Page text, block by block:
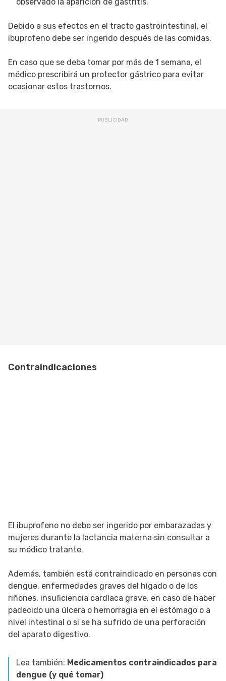
observado la aparición de gastritis.
Debido a sus efectos en el tracto gastrointestinal, el
ibuprofeno debe ser ingerido después de las comidas.
En caso que se deba tomar por más de 1 semana, el
médico prescribirá un protector gástrico para evitar
ocasionar estos trastornos.
Contraindicaciones
El ibuprofeno no debe ser ingerido por embarazadas y
mujeres durante la lactancia materna sin consultar a
su médico tratante.
Además, también está contraindicado en personas con
dengue, enfermedades graves del hígado o de los
riñones, insuficiencia cardíaca grave, en caso de haber
padecido una úlcera o hemorragia en el estómago o a
nivel intestinal o si se ha sufrido de una perforación
del aparato digestivo.
Lea también: Medicamentos contraindicados para
dengue (y qué tomar)